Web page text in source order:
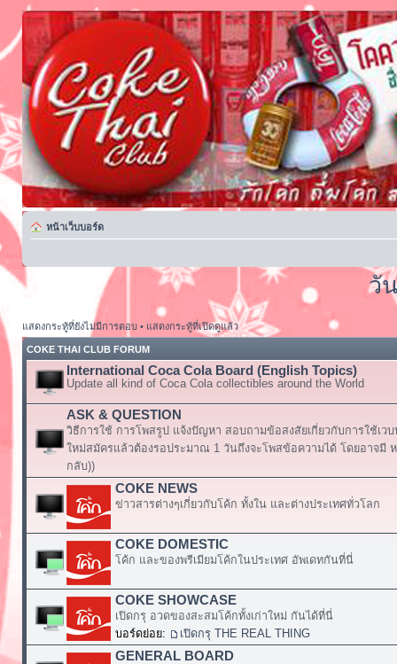
หน้าเว็บบอร์ด
วั
แสดงกระทู้ที่ยังไม่มีการตอบ• แสดงกระทู้ที่เปิดดูแล้ว
COKE THAI CLUB FORUM
International Coca Cola Board (English Topics)
Update all kind of Coca Cola collectibles around the World
ASK & QUESTION
วิธีการใช้ การโพสรูป แจ้งปัญหา สอบถามข้อสงสัยเกี่ยวกับการใช้เว
ใหม่สมัครแล้วต้องรอประมาณ 1 วันถึงจะโพสข้อความได้ โดยอาจมี
กลับ))
COKE NEWS
ข่าวสารต่างๆเกี่ยวกับโค้ก ทั้งใน และต่างประเทศทั่วโลก
COKE DOMESTIC
โค้ก และของพรีเมียมโค้กในประเทศ อัพเดทกันที่นี่
COKE SHOWCASE
เปิดกรุ อวดของสะสมโค้กทั้งเก่าใหม่ กันได้ที่นี่
บอร์ดย่อย:
เปิดกรุ THE REAL THING
GENERAL BOARD